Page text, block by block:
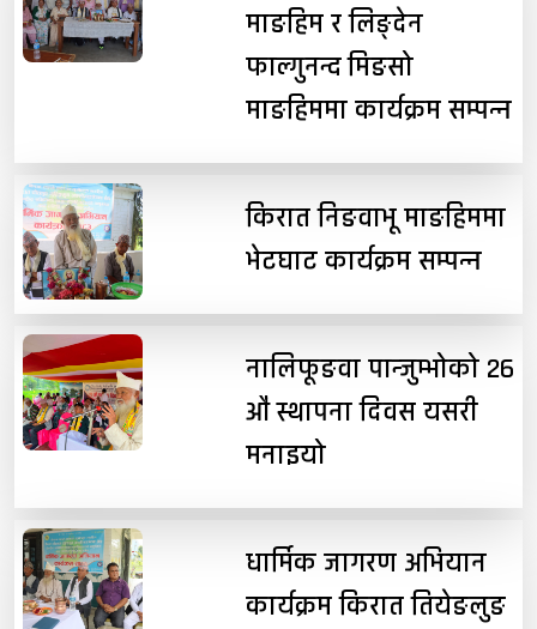
माङहिम र लिङ्देन
फाल्गुनन्द मिङसो
माङहिममा कार्यक्रम सम्पन्न
किरात निङवाभू माङहिममा
भेटघाट कार्यक्रम सम्पन्न
नालिफूङवा पान्जुम्भोको २६
औं स्थापना दिवस यसरी
मनाइयो
धार्मिक जागरण अभियान
कार्यक्रम किरात तियेङलुङ